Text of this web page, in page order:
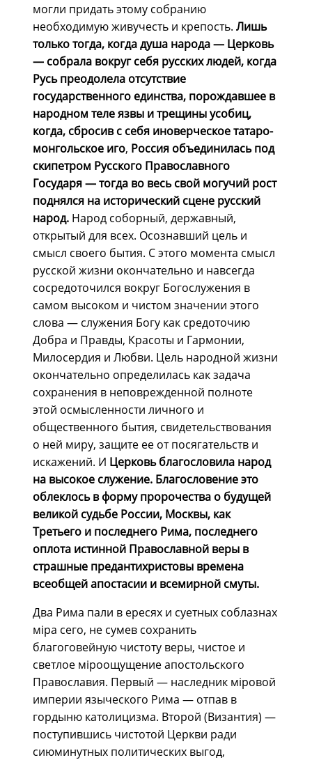
могли придать этому собранию
необходимую живучесть и крепость. Лишь
только тогда, когда душа народа — Церковь
— собрала вокруг себя русских людей, когда
Русь преодолела отсутствие
государственного единства, порождавшее в
народном теле язвы и трещины усобиц,
когда, сбросив с себя иноверческое татаро-
монгольское иго, Россия объединилась под
скипетром Русского Православного
Государя — тогда во весь свой могучий рост
поднялся на исторический сцене русский
народ. Народ соборный, державный,
открытый для всех. Осознавший цель и
смысл своего бытия. С этого момента смысл
русской жизни окончательно и навсегда
сосредоточился вокруг Богослужения в
самом высоком и чистом значении этого
слова — служения Богу как средоточию
Добра и Правды, Красоты и Гармонии,
Милосердия и Любви. Цель народной жизни
окончательно определилась как задача
сохранения в неповрежденной полноте
этой осмысленности личного и
общественного бытия, свидетельствования
о ней миру, защите ее от посягательств и
искажений. И Церковь благословила народ
на высокое служение. Благословение это
облеклось в форму пророчества о будущей
великой судьбе России, Москвы, как
Третьего и последнего Рима, последнего
оплота истинной Православной веры в
страшные предантихристовы времена
всеобщей апостасии и всемирной смуты.
Два Рима пали в ересях и суетных соблазнах
мiра сего, не сумев сохранить
благоговейную чистоту веры, чистое и
светлое мiроощущение апостольского
Православия. Первый — наследник мiровой
империи языческого Рима — отпав в
гордыню католицизма. Второй (Византия) —
поступившись чистотой Церкви ради
сиюминутных политических выгод,